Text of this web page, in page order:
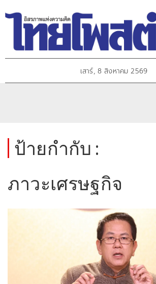
เสาร์, 8 สิงหาคม 2569
ป้ายกำกับ :
ภาวะเศรษฐกิจ